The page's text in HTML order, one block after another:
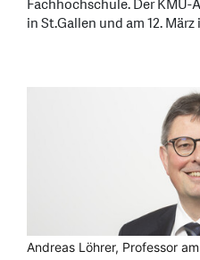
Fachhochschule. Der KMU-
in St.Gallen und am 12.
Andreas Löhrer, Professor